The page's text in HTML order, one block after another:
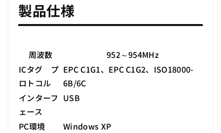
製品仕様
周波数
952～954MHz
ICタグ プ
ロトコル
EPC C1G1、EPC C1G2、ISO18000-
6B/6C
インターフ
ェース
USB
PC環境
Windows XP